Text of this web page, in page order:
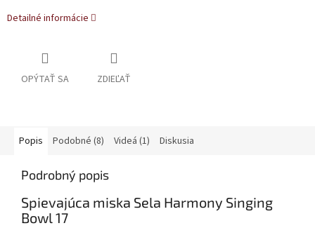
Detailné informácie
OPÝTAŤ SA ZDIEĽAŤ
Popis Podobné (8) Videá (1) Diskusia
Podrobný popis
Spievajúca miska Sela Harmony Singing
Bowl 17